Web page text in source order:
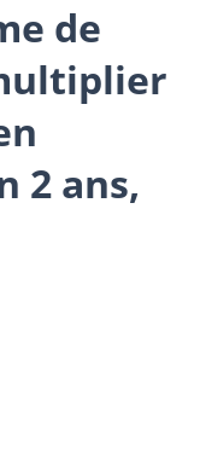
de
2 ans,